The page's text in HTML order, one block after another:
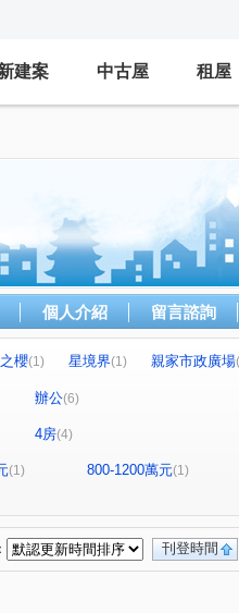
建案 中古屋 租屋
個人介紹 留言諮詢
櫻(1) 星境界(1) 親家市政廣場
鼎泰中城
品 (1) 聯華山莊
公園東路(1) 市政北七路
路三段(1) 臺灣大道二段(1) 公
(1) 育樂街(1) 嵩翠路(1) 華
辦公(6)
4房(4)
(1) 800-1200萬元(1)
刊登時間